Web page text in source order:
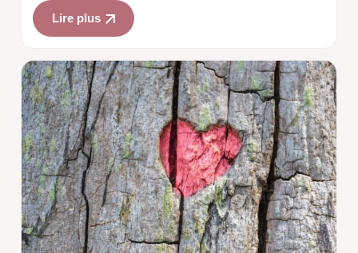
Lire plus